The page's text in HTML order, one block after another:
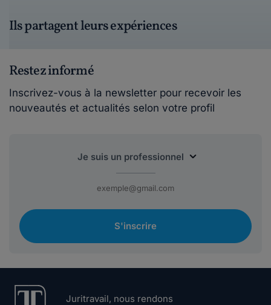
Ils partagent leurs expériences
Restez informé
Inscrivez-vous à la newsletter pour recevoir les
nouveautés et actualités selon votre profil
S'inscrire
Juritravail, nous rendons